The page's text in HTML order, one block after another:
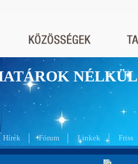
NÉLKÜL
Hírek Fórum Linkek Friss